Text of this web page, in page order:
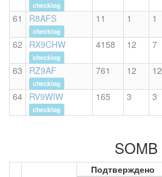
checklog
61 R8AFS
checklog
11 1 1
62 RX9CHW
checklog
4158 12 7
63 RZ9AF
checklog
761 12 12
64 RV9WIW
checklog
165 3 3
SOMB
Подтверждено